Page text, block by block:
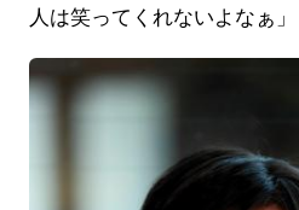
人は笑ってくれないよなぁ」